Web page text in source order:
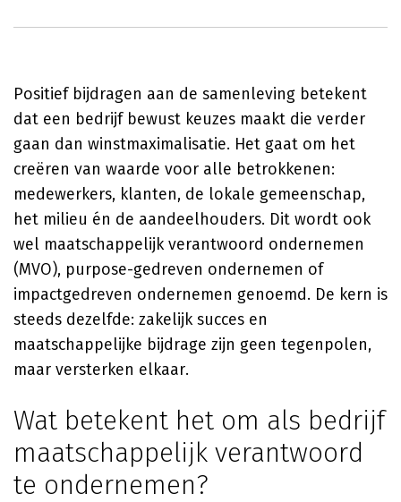
Positief bijdragen aan de samenleving betekent
dat een bedrijf bewust keuzes maakt die verder
gaan dan winstmaximalisatie. Het gaat om het
creëren van waarde voor alle betrokkenen:
medewerkers, klanten, de lokale gemeenschap,
het milieu én de aandeelhouders. Dit wordt ook
wel maatschappelijk verantwoord ondernemen
(MVO), purpose-gedreven ondernemen of
impactgedreven ondernemen genoemd. De kern is
steeds dezelfde: zakelijk succes en
maatschappelijke bijdrage zijn geen tegenpolen,
maar versterken elkaar.
Wat betekent het om als bedrijf
maatschappelijk verantwoord
te ondernemen?